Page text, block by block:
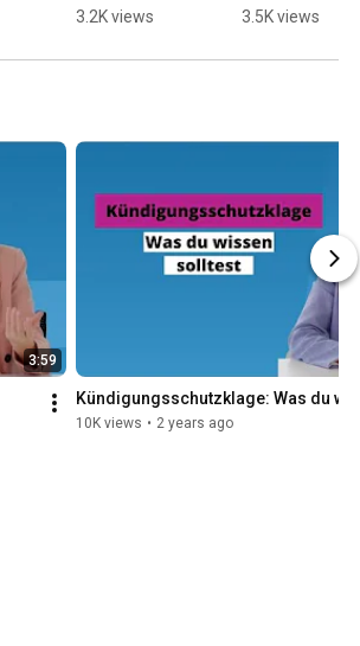
Job
#shorts
3.2K views
Beschäftigu
der
#shorts
3.5K views
3:59
Kündigungsschutzklage: Was du
10K views • 2 years ago